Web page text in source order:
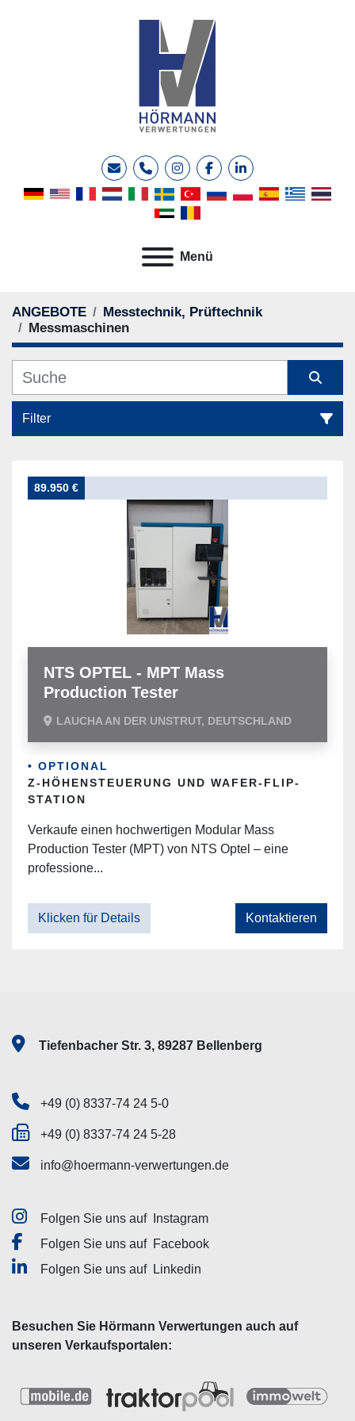
E-MailTelefoninstagramfacebooklinkedin
Menü
ANGEBOTE
Messtechnik, Prüftechnik
Messmaschinen
Filter
Sortieren nach
89.950 €
NTS OPTEL - MPT Mass
Production Tester
LAUCHA AN DER UNSTRUT, DEUTSCHLAND
• OPTIONAL
Z-HÖHENSTEUERUNG UND WAFER-FLIP-
STATION
Verkaufe einen hochwertigen Modular Mass
Production Tester (MPT) von NTS Optel – eine
professione...
Klicken für Details Kontaktieren
Tiefenbacher Str. 3, 89287 Bellenberg
+49 (0) 8337-74 24 5-0
+49 (0) 8337-74 24 5-28
info@hoermann-verwertungen.de
Folgen Sie uns auf
Instagram
Folgen Sie uns auf Facebook
Folgen Sie uns auf
Linkedin
Besuchen Sie Hörmann Verwertungen auch auf
unseren Verkaufsportalen: